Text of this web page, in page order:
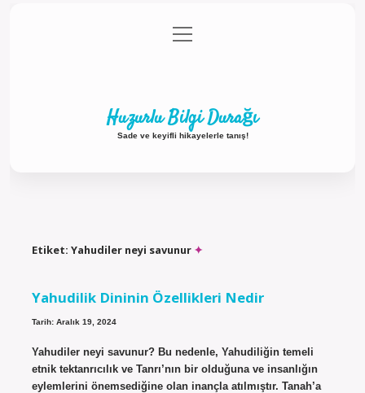
Gizlilik Politikası
menüyü
aç
Huzurlu Bilgi Durağı
Sade ve keyifli hikayelerle tanış!
Etiket: Yahudiler neyi savunur
Yahudilik Dininin Özellikleri Nedir
Tarih: Aralık 19, 2024
Yahudiler neyi savunur? Bu nedenle, Yahudiliğin temeli
etnik tektanrıcılık ve Tanrı’nın bir olduğuna ve insanlığın
eylemlerini önemsediğine olan inançla atılmıştır. Tanah’a